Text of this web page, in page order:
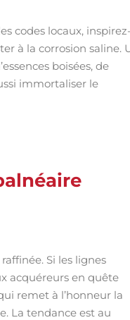
codes locaux,
à la corrosion saline.
boisées, de
immortaliser le
Si les lignes
acquéreurs en quête
remet à l’honneur la
La tendance est au